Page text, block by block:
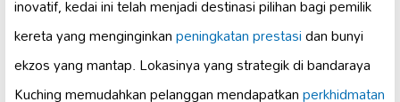
inovatif, kedai ini telah menjadi destinasi pilihan bagi pemilik
kereta yang menginginkanpeningkatan prestasidan bunyi
ekzos yang mantap. Lokasinya yang strategik di bandaraya
Kuching memudahkan pelanggan mendapatkanperkhidmatan